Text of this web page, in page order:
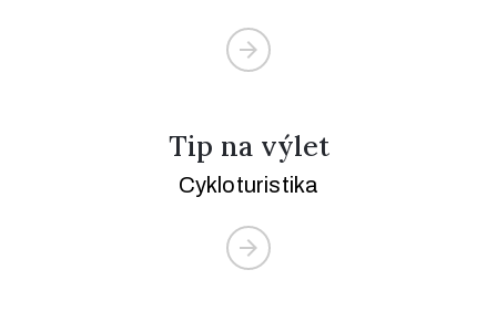
Tip na výlet
Cykloturistika